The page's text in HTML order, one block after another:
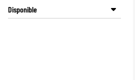
Disponible